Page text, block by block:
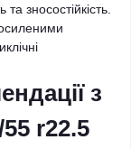
зносостійкість.
з
r22.5